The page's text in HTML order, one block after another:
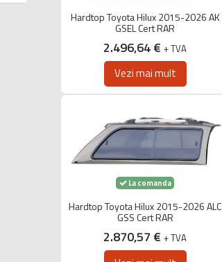
Hardtop Toyota Hilux 2015-2026 AK
GSEL Cert RAR
2.496,64 €+ TVA
Vezi mai mult
La comanda
Hardtop Toyota Hilux 2015-2026 ALC
GSS Cert RAR
2.870,57 €+ TVA